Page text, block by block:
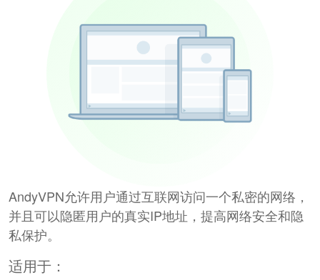
AndyVPN允许用户通过互联网访问一个私密的网络，
并且可以隐匿用户的真实IP地址，提高网络安全和隐
私保护。
适用于：